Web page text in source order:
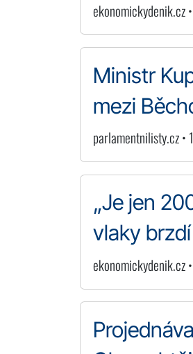
Ministr
mezi
parlamentnilisty.cz
„Je jen
vlaky